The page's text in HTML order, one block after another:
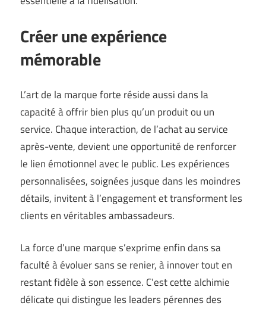
Créer une expérience
mémorable
L’art de la marque forte réside aussi dans la
capacité à offrir bien plus qu’un produit ou un
service. Chaque interaction, de l’achat au service
après-vente, devient une opportunité de renforcer
le lien émotionnel avec le public. Les expériences
personnalisées, soignées jusque dans les moindres
détails, invitent à l’engagement et transforment les
clients en véritables ambassadeurs.
La force d’une marque s’exprime enfin dans sa
faculté à évoluer sans se renier, à innover tout en
restant fidèle à son essence. C’est cette alchimie
délicate qui distingue les leaders pérennes des